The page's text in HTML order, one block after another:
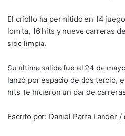
El criollo ha permitido en 14
lomita, 16 hits y nueve carreras
sido limpia.
Su última salida fue el 24 de
lanzó por espacio de dos tercio,
hits, le hicieron un par de
Escrito por: Daniel Parra Lander /